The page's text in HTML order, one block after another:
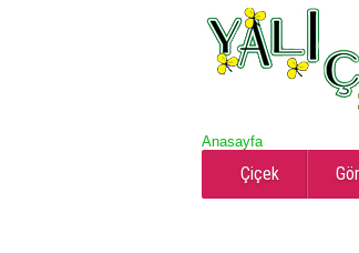
Anasayfa
Çiçek